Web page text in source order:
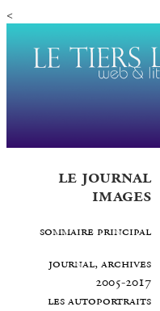
<
le journal
images
sommaire principal
journal, archives
2005-2017
les autoportraits